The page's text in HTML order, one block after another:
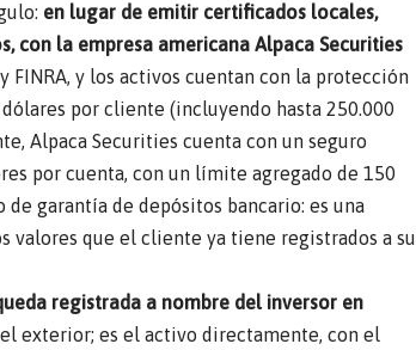
en lugar de emitir certificados locales,
con la empresa americana Alpaca Securities
FINRA, y los activos cuentan con la protección
por cliente (incluyendo hasta 250.000
Alpaca Securities cuenta con un seguro
por cuenta, con un límite agregado de 150
garantía de depósitos bancario: es una
que el cliente ya tiene registrados a su
registrada a nombre del inversor en
exterior; es el activo directamente, con el